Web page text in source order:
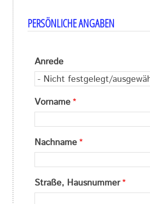
PERSÖNLICHE ANGABEN
Anrede
Vorname
Nachname
Straße, Hausnummer